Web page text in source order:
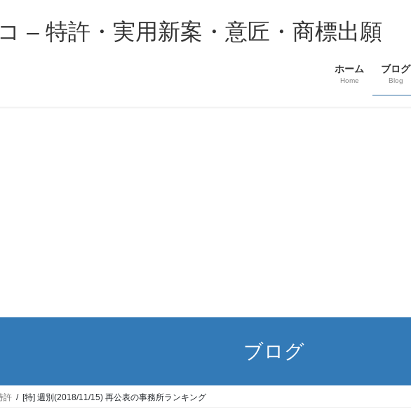
– 特許・実用新案・意匠・商標出願
ホーム
Home
ブログ
Blog
ブログ
許 [特] 週別(2018/11/15) 再公表の事務所ランキング